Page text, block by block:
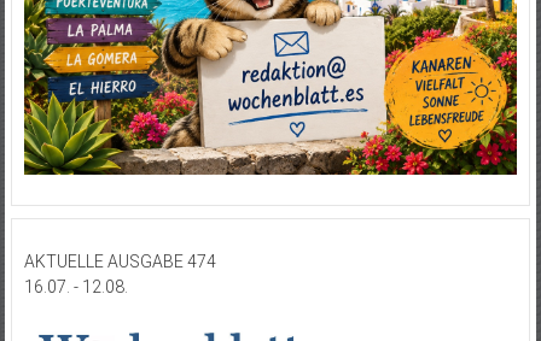
AKTUELLE AUSGABE 474
16.07. - 12.08.